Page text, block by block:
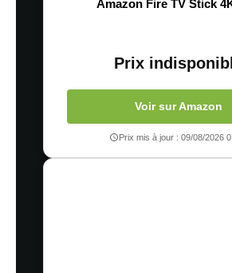
Amazon Fire TV Stick
Prix
Voir sur Amazon
Prix mis à jour : 09/08/2026